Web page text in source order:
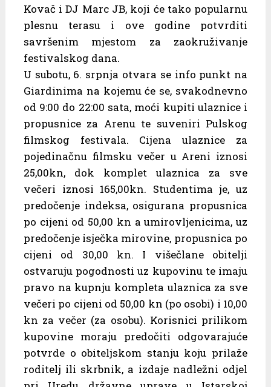
Kovač i DJ Marc JB, koji će tako popularnu
plesnu terasu i ove godine potvrditi
savršenim mjestom za zaokruživanje
festivalskog dana.
U subotu, 6. srpnja otvara se info punkt na
Giardinima na kojemu će se, svakodnevno
od 9:00 do 22:00 sata, moći kupiti ulaznice i
propusnice za Arenu te suveniri Pulskog
filmskog festivala. Cijena ulaznice za
pojedinačnu filmsku večer u Areni iznosi
25,00kn, dok komplet ulaznica za sve
večeri iznosi 165,00kn. Studentima je, uz
predočenje indeksa, osigurana propusnica
po cijeni od 50,00 kn a umirovljenicima, uz
predočenje isječka mirovine, propusnica po
cijeni od 30,00 kn. I višečlane obitelji
ostvaruju pogodnosti uz kupovinu te imaju
pravo na kupnju kompleta ulaznica za sve
večeri po cijeni od 50,00 kn (po osobi) i 10,00
kn za večer (za osobu). Korisnici prilikom
kupovine moraju predočiti odgovarajuće
potvrde o obiteljskom stanju koju prilaže
roditelj ili skrbnik, a izdaje nadležni odjel